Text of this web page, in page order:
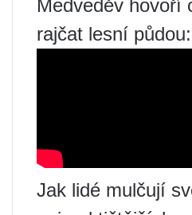
Medveděv hovoří
rajčat lesní půdou:
Jak lidé mulčují